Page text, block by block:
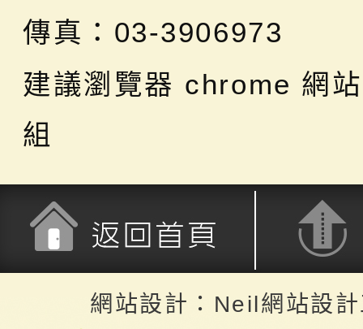
傳真：03-3906973
建議瀏覽器 chrome 網
組
返回頂端
網站設計：Neil網站設